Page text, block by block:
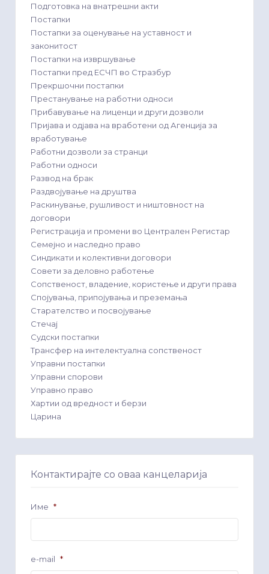
Подготовка на внатрешни акти
Постапки
Постапки за оценување на уставност и
законитост
Постапки на извршување
Постапки пред ЕСЧП во Стразбур
Прекршочни постапки
Престанување на работни односи
Прибавување на лиценци и други дозволи
Пријава и одјава на вработени од Агенција за
вработување
Работни дозволи за странци
Работни односи
Развод на брак
Раздвојување на друштва
Раскинување, рушливост и ништовност на
договори
Регистрација и промени во Централен Регистар
Семејно и наследно право
Синдикати и колективни договори
Совети за деловно работење
Сопственост, владение, користење и други права
Спојувања, припојувања и преземања
Старателство и посвојување
Стечај
Судски постапки
Трансфер на интелектуална сопственост
Управни постапки
Управни спорови
Управно право
Хартии од вредност и берзи
Царина
Контактирајте со оваа канцеларија
Име *
e-mail *